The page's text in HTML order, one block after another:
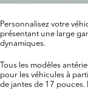
Personnalisez votre
présentant une large
dynamiques.
Tous les modèles
pour les véhicules à
de jantes de 17